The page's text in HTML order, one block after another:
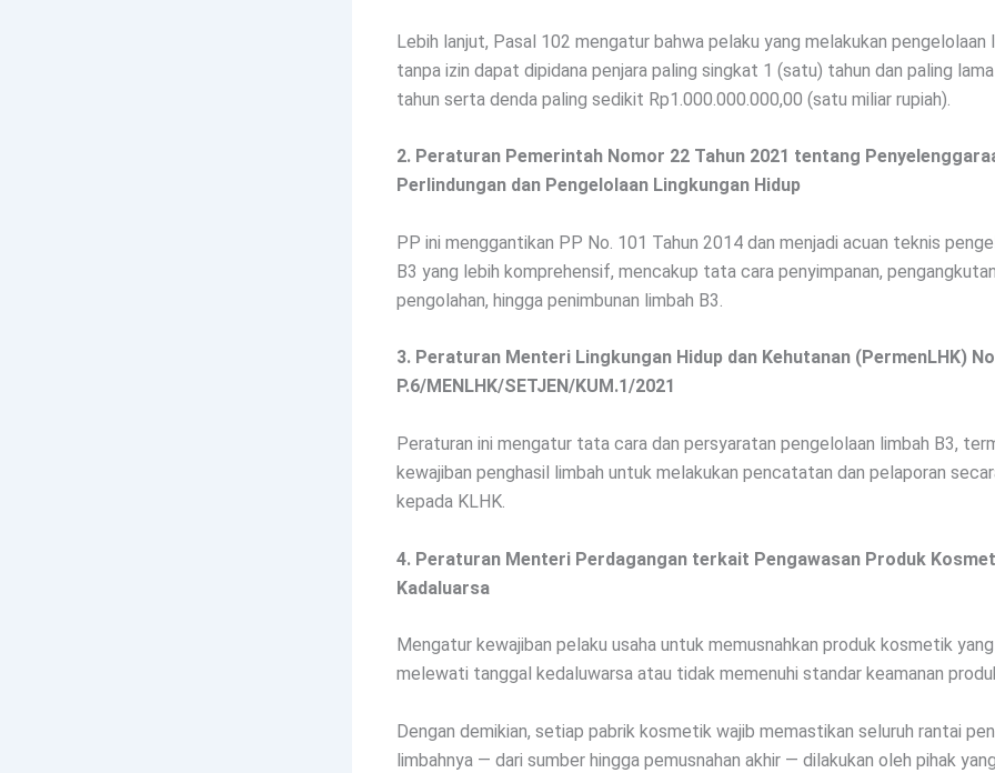
Lebih lanjut, Pasal 102 mengatur bahwa pelaku yang melakukan pengelolaan
tanpa izin dapat dipidana penjara paling singkat 1 (satu) tahun dan paling
tahun serta denda paling sedikit Rp1.000.000.000,00 (satu miliar rupiah).
2. Peraturan Pemerintah Nomor 22 Tahun 2021 tentang
Perlindungan dan Pengelolaan Lingkungan Hidup
PP ini menggantikan PP No. 101 Tahun 2014 dan menjadi acuan teknis
B3 yang lebih komprehensif, mencakup tata cara penyimpanan,
pengolahan, hingga penimbunan limbah B3.
3. Peraturan Menteri Lingkungan Hidup dan Kehutanan (PermenLHK)
P.6/MENLHK/SETJEN/KUM.1/2021
Peraturan ini mengatur tata cara dan persyaratan pengelolaan limbah B3,
kewajiban penghasil limbah untuk melakukan pencatatan dan pelaporan
kepada KLHK.
4. Peraturan Menteri Perdagangan terkait Pengawasan Produk
Kadaluarsa
Mengatur kewajiban pelaku usaha untuk memusnahkan produk kosmetik
melewati tanggal kedaluwarsa atau tidak memenuhi standar keamanan
Dengan demikian, setiap pabrik kosmetik wajib memastikan seluruh rantai
limbahnya — dari sumber hingga pemusnahan akhir — dilakukan oleh pihak